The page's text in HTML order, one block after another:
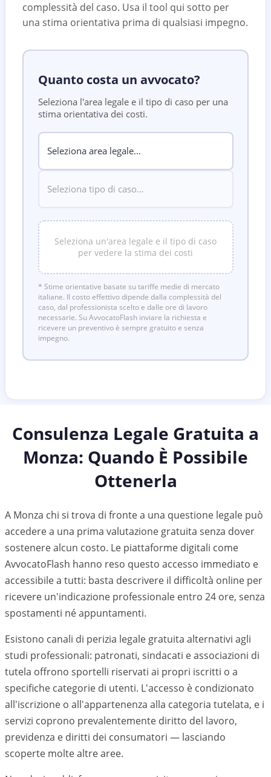
complessità del caso. Usa il tool qui sotto per
una stima orientativa prima di qualsiasi impegno.
Quanto costa un avvocato?
Seleziona l'area legale e il tipo di caso per una
stima orientativa dei costi.
Seleziona un'area legale e il tipo di caso
per vedere la stima dei costi
* Stime orientative basate su tariffe medie di mercato
italiane. Il costo effettivo dipende dalla complessità del
caso, dal professionista scelto e dalle ore di lavoro
necessarie. Su AvvocatoFlash inviare la richiesta e
ricevere un preventivo è sempre gratuito e senza
impegno.
Consulenza Legale Gratuita a
Monza: Quando È Possibile
Ottenerla
A Monza chi si trova di fronte a una questione legale può
accedere a una prima valutazione gratuita senza dover
sostenere alcun costo. Le piattaforme digitali come
AvvocatoFlash hanno reso questo accesso immediato e
accessibile a tutti: basta descrivere il difficoltà online per
ricevere un'indicazione professionale entro 24 ore, senza
spostamenti né appuntamenti.
Esistono canali di perizia legale gratuita alternativi agli
studi professionali: patronati, sindacati e associazioni di
tutela offrono sportelli riservati ai propri iscritti o a
specifiche categorie di utenti. L'accesso è condizionato
all'iscrizione o all'appartenenza alla categoria tutelata, e i
servizi coprono prevalentemente diritto del lavoro,
previdenza e diritti dei consumatori — lasciando
scoperte molte altre aree.